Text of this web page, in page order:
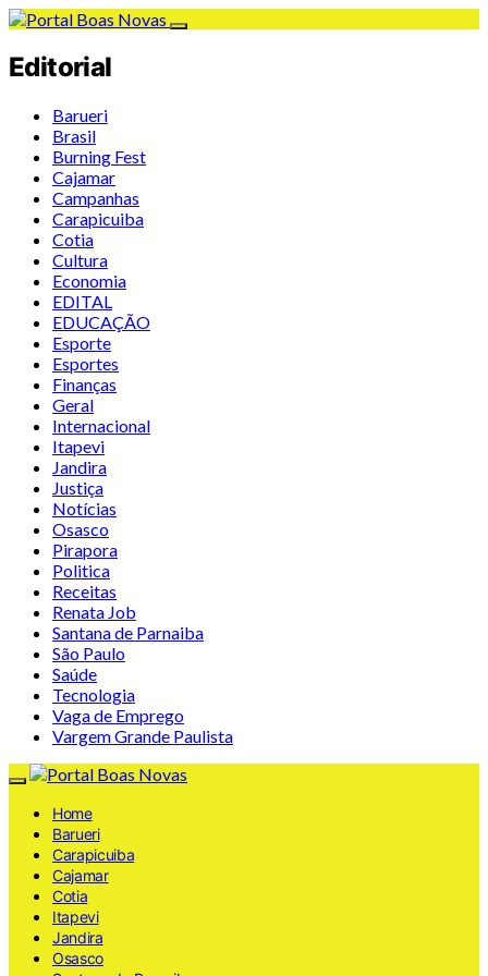
Editorial
Barueri
Brasil
Burning Fest
Cajamar
Campanhas
Carapicuiba
Cotia
Cultura
Economia
EDITAL
EDUCAÇÃO
Esporte
Esportes
Finanças
Geral
Internacional
Itapevi
Jandira
Justiça
Notícias
Osasco
Pirapora
Politica
Receitas
Renata Job
Santana de Parnaiba
São Paulo
Saúde
Tecnologia
Vaga de Emprego
Vargem Grande Paulista
Home
Barueri
Carapicuiba
Cajamar
Cotia
Itapevi
Jandira
Osasco